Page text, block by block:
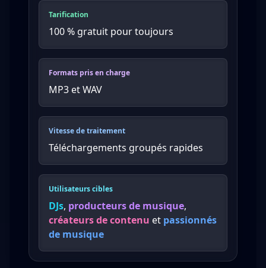
Tarification
100 % gratuit pour toujours
Formats pris en charge
MP3 et WAV
Vitesse de traitement
Téléchargements groupés rapides
Utilisateurs cibles
DJs, producteurs de musique,
créateurs de contenu et passionnés
de musique